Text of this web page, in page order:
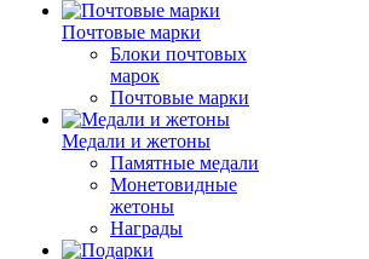
Почтовые марки
Блоки почтовых
марок
Почтовые марки
Медали и жетоны
Памятные медали
Монетовидные
жетоны
Награды